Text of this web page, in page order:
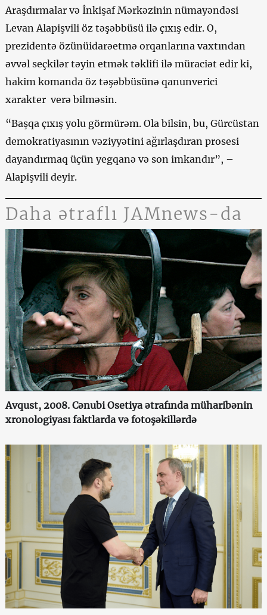
Araşdırmalar və İnkişaf Mərkəzinin nümayəndəsi
Levan Alapişvili öz təşəbbüsü ilə çıxış edir. O,
prezidentə özünüidarəetmə orqanlarına vaxtından
əvvəl seçkilər təyin etmək təklifi ilə müraciət edir ki,
hakim komanda öz təşəbbüsünə qanunverici
xarakter verə bilməsin.
“Başqa çıxış yolu görmürəm. Ola bilsin, bu, Gürcüstan
demokratiyasının vəziyyətini ağırlaşdıran prosesi
dayandırmaq üçün yegqanə və son imkandır”, –
Alapişvili deyir.
Daha ətraflı JAMnews-da
Avqust, 2008. Cənubi Osetiya ətrafında müharibənin
xronologiyası faktlarda və fotoşəkillərdə